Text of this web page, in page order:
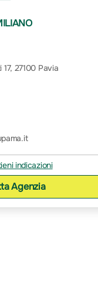
27100 Pavia
indicazioni
Agenzia